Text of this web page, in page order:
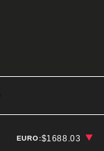
EURO:$1688.03